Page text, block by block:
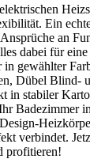
Ein
an
dabei für eine
gewählter
Dübel Blind-
in stabiler
Badezimmer
verbindet.
profitieren!